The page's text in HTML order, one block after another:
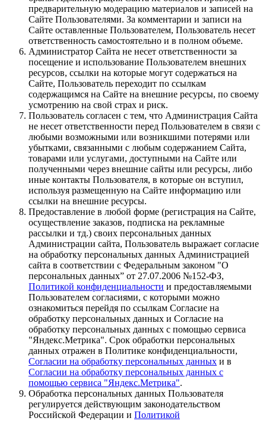
предварительную модерацию материалов и записей на
Сайте Пользователями. За комментарии и записи на
Сайте оставленные Пользователем, Пользователь несет
ответственность самостоятельно и в полном объеме.
Администратор Сайта не несет ответственности за
посещение и использование Пользователем внешних
ресурсов, ссылки на которые могут содержаться на
Сайте, Пользователь переходит по ссылкам
содержащимся на Сайте на внешние ресурсы, по своему
усмотрению на свой страх и риск.
Пользователь согласен с тем, что Администрация Сайта
не несет ответственности перед Пользователем в связи с
любыми возможными или возникшими потерями или
убытками, связанными с любым содержанием Сайта,
товарами или услугами, доступными на Сайте или
полученными через внешние сайты или ресурсы, либо
иные контакты Пользователя, в которые он вступил,
используя размещенную на Сайте информацию или
ссылки на внешние ресурсы.
Предоставление в любой форме (регистрация на Сайте,
осуществление заказов, подписка на рекламные
рассылки и тд.) своих персональных данных
Администрации сайта, Пользователь выражает согласие
на обработку персональных данных Администрацией
сайта в соответствии с Федеральным законом "О
персональных данных” от 27.07.2006 №152-ФЗ,
Политикой конфиденциальности и предоставляемыми
Пользователем согласиями, с которыми можно
ознакомиться перейдя по ссылкам Согласие на
обработку персональных данных и Согласие на
обработку персональных данных с помощью сервиса
"Яндекс.Метрика". Срок обработки персональных
данных отражен в Политике конфиденциальности,
Согласии на обработку персональных данных и в
Согласии на обработку персональных данных с
помощью сервиса "Яндекс.Метрика".
Обработка персональных данных Пользователя
регулируется действующим законодательством
Российской Федерации и Политикой